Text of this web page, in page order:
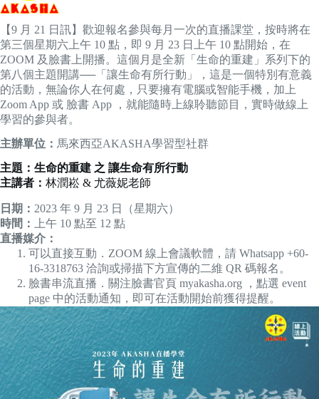
【9 月 21 日訊】歡迎報名參與每月一次的直播課堂，按時將在
第三個星期六上午 10 點，即 9 月 23 日上午 10 點開始，在
ZOOM 及臉書上開播。這個月是全新「生命的重建」系列下的
第八個主題開講──「讓生命有所行動」，這是一個特別有意義
的活動，無論你人在何處，只要擁有電腦或智能手機，加上
Zoom App 或 臉書 App ，就能隨時上線聆聽節目，實時做線上
學習的參與者。
主辦單位： 馬來西亞AKASHA學習型社群
主題：生命的重建 之 讓生命有所行動
主講者： 林潤崧 & 尤薇妮老師
日期： 2023 年 9 月 23 日（星期六）
時間：
上午 10 點至 12 點
直播媒介：
可以直接互動．ZOOM 線上會議軟體，請 Whatsapp +60-
16-3318763 洽詢或掃描下方宣傳的二維 QR 碼報名。
臉書串流直播．關注臉書官頁 myakasha.org ，點選 event
page 中的活動通知，即可在活動開始前獲得提醒。